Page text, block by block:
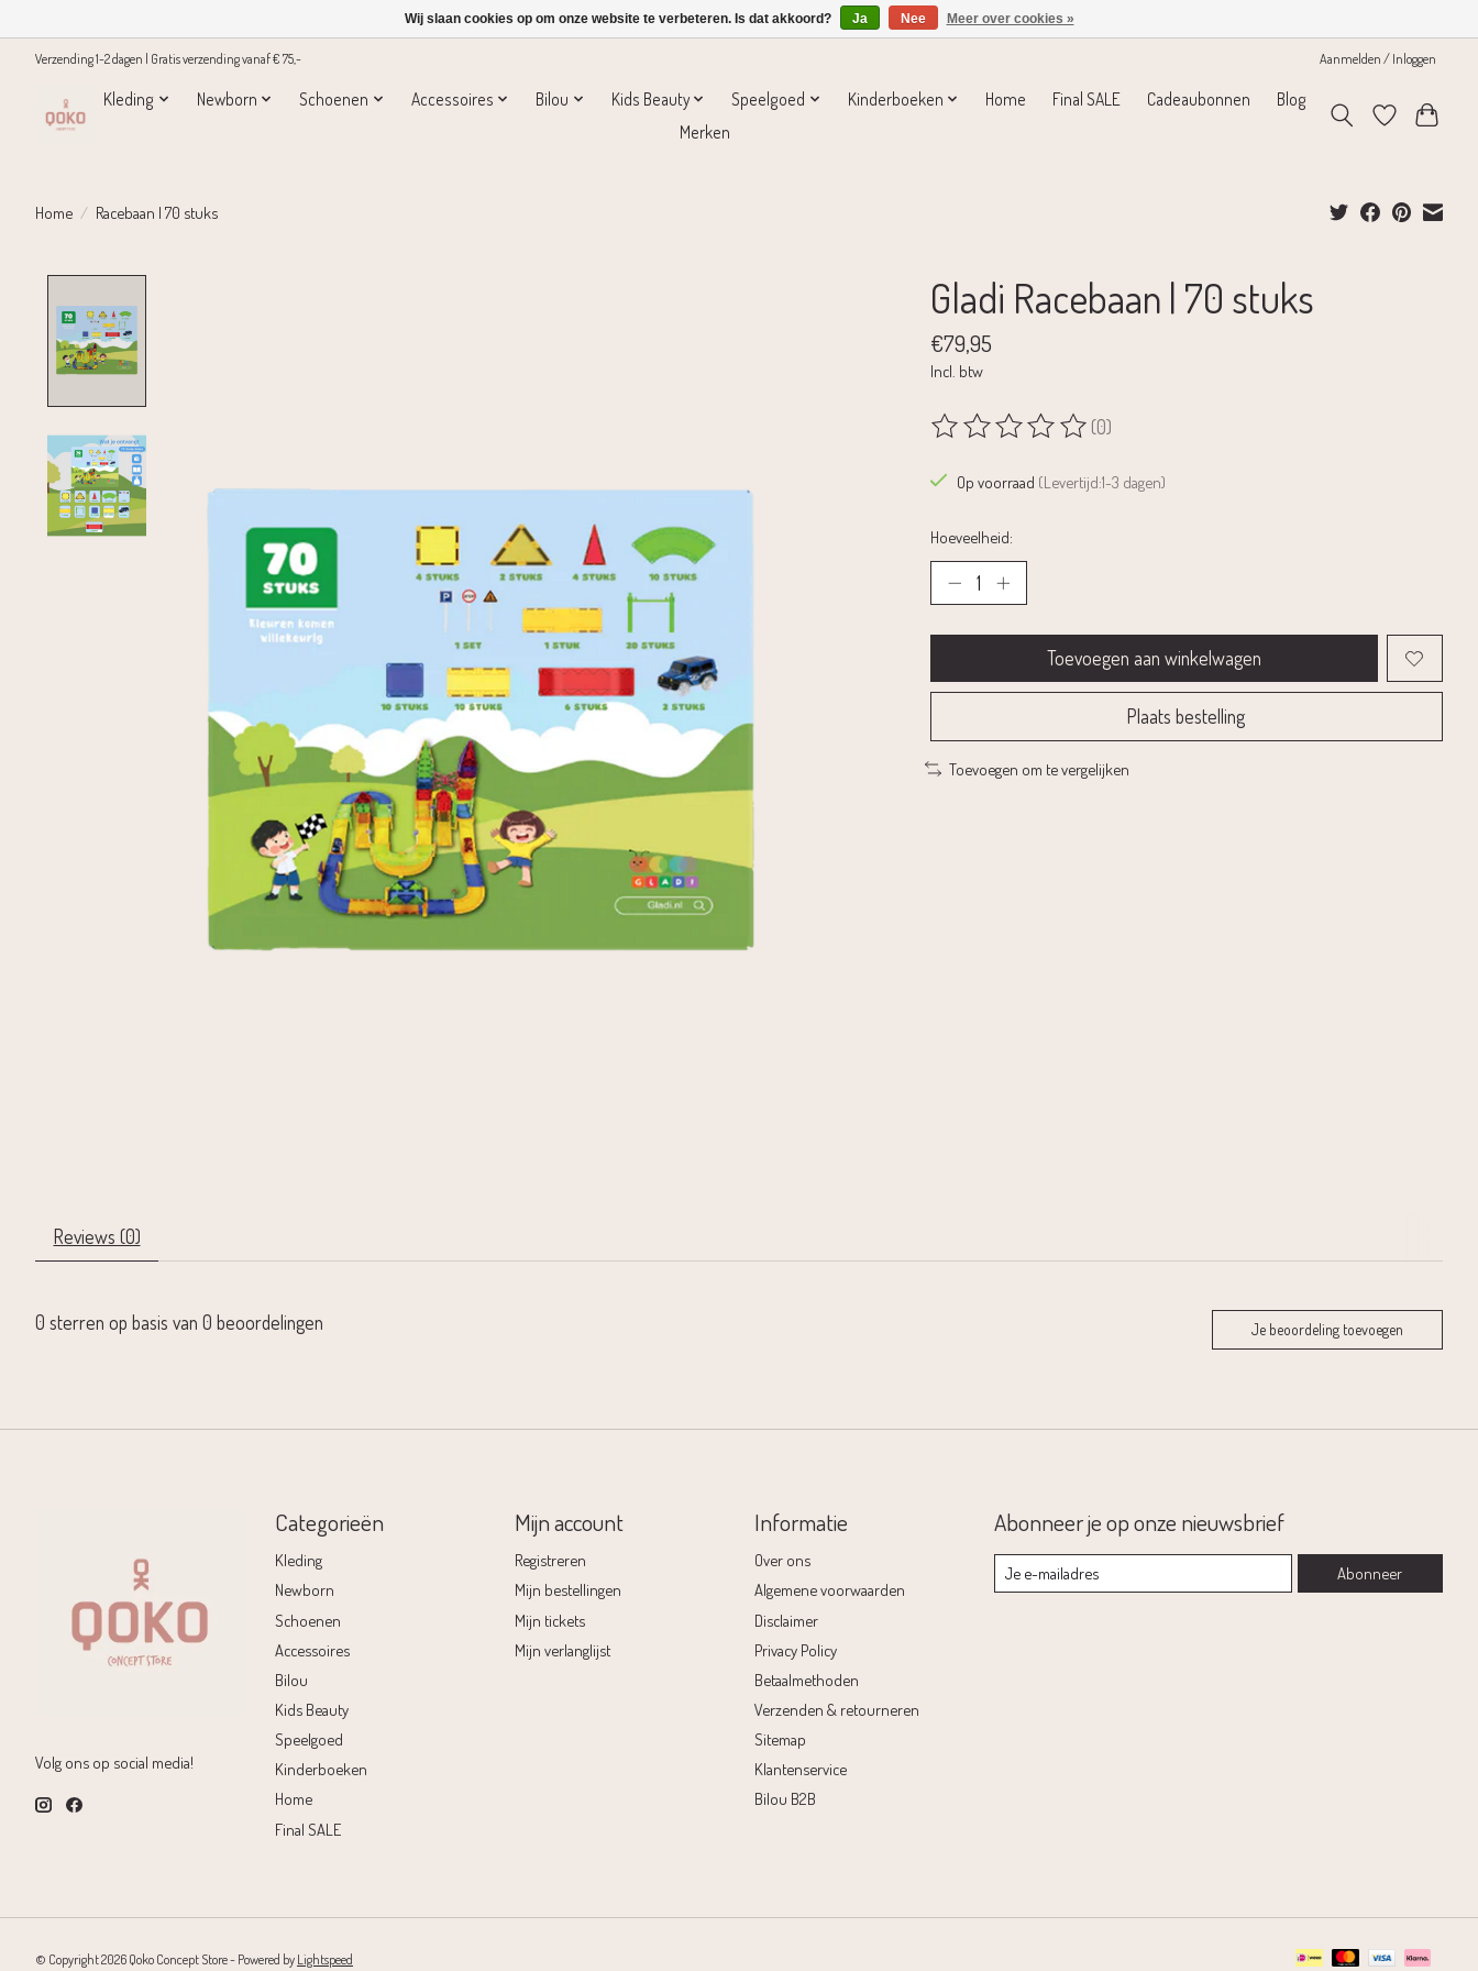
Verzending 1-2 dagen | Gratis verzending vanaf € 75,- Aanmelden / Inloggen
Kleding Newborn Schoenen Accessoires Bilou Kids Beauty Speelgoed Kinderboeken Home Final SALE Cadeaubonnen
Blog
Merken
Home / Racebaan | 70 stuks
Gladi Racebaan | 70 stuks
€79,95
Incl. btw
De beoordeling van dit product is
(0)
Op voorraad (Levertijd:1-3 dagen)
Hoeveelheid:
Toevoegen aan winkelwagen
Plaats bestelling
Toevoegen om te vergelijken
Reviews (0)
0 sterren op basis van 0 beoordelingen Je beoordeling toevoegen
Volg ons op social media!
Categorieën
Kleding
Newborn
Schoenen
Accessoires
Bilou
Kids Beauty
Speelgoed
Kinderboeken
Home
Final SALE
Mijn account
Registreren
Mijn bestellingen
Mijn tickets
Mijn verlanglijst
Informatie
Over ons
Algemene voorwaarden
Disclaimer
Privacy Policy
Betaalmethoden
Verzenden & retourneren
Sitemap
Klantenservice
Bilou B2B
Abonneer je op onze nieuwsbrief
Abonneer
© Copyright 2026 Qoko Concept Store - Powered byLightspeed
Wij slaan cookies op om onze website te verbeteren. Is dat akkoord? Ja Nee Meer over cookies »